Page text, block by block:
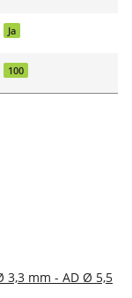
Ja
100
mm - AD Ø 5,5